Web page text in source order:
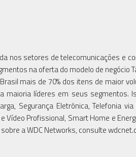
nos setores de telecomunicações e
na oferta do modelo de negócio
mais de 70% dos itens de maior
maioria líderes em seus segmentos.
Segurança Eletrônica, Telefonia
Vídeo Profissional, Smart Home e
a WDC Networks, consulte